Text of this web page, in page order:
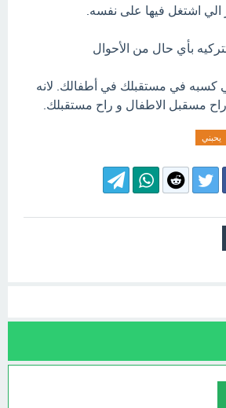
الي اشتغل فيها على نفسه.
بأي حال من الأحوال
في مستقبلك في أطفالك. لانه
مسقبل الاطفال و راح مستقبلك.
يحبني